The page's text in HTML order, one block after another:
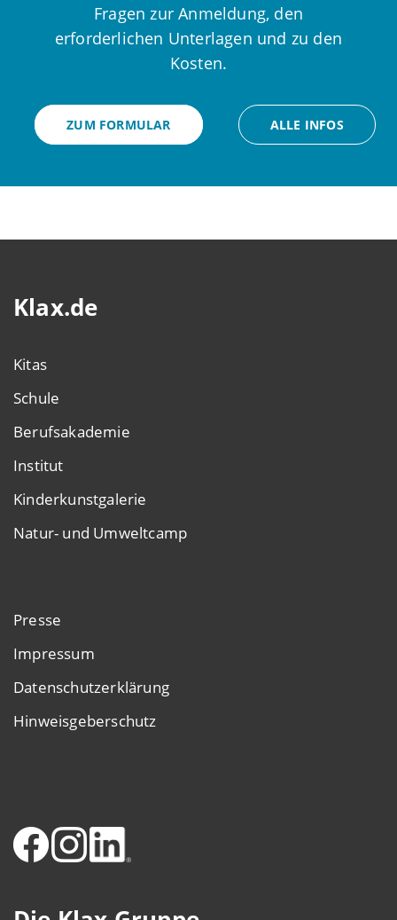
Fragen zur Anmeldung, den
erforderlichen Unterlagen und zu den
Kosten.
ZUM FORMULAR ALLE INFOS
Klax.de
Kitas
Schule
Berufsakademie
Institut
Kinderkunstgalerie
Natur- und Umweltcamp
Presse
Impressum
Datenschutzerklärung
Hinweisgeberschutz